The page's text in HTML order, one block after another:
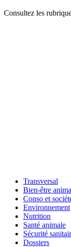
Consultez les
Transversal
Bien-être
Conso et
Environnement
Nutrition
Santé animale
Sécurité
Dossiers